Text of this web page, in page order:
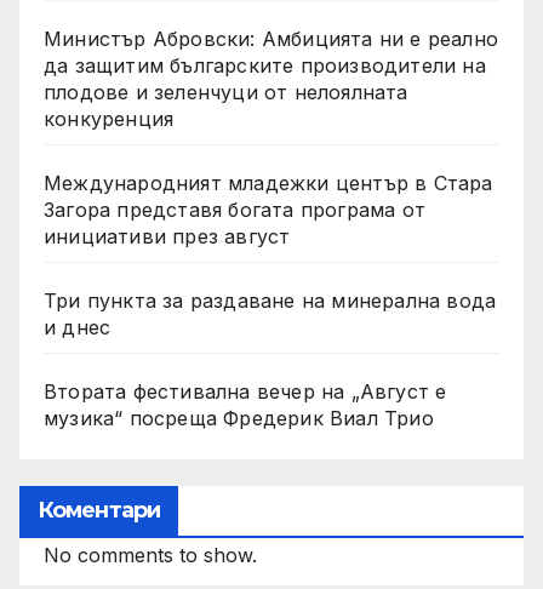
Министър Абровски: Амбицията ни е реално
да защитим българските производители на
плодове и зеленчуци от нелоялната
конкуренция
Международният младежки център в Стара
Загора представя богата програма от
инициативи през август
Три пункта за раздаване на минерална вода
и днес
Втората фестивална вечер на „Август е
музика“ посреща Фредерик Виал Трио
Коментари
No comments to show.